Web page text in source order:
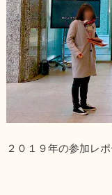
２０１９年の参加レ